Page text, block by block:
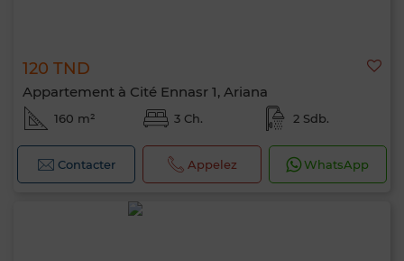
120 TND
Appartement à Cité Ennasr 1, Ariana
160 m² 3 Ch. 2 Sdb.
Contacter Appelez WhatsApp